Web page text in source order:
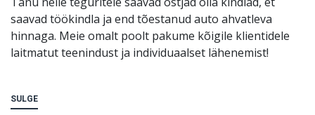
saavad töökindla ja end tõestanud auto ahvatleva
hinnaga. Meie omalt poolt pakume kõigile klientidele
laitmatut teenindust ja individuaalset lähenemist!
SULGE